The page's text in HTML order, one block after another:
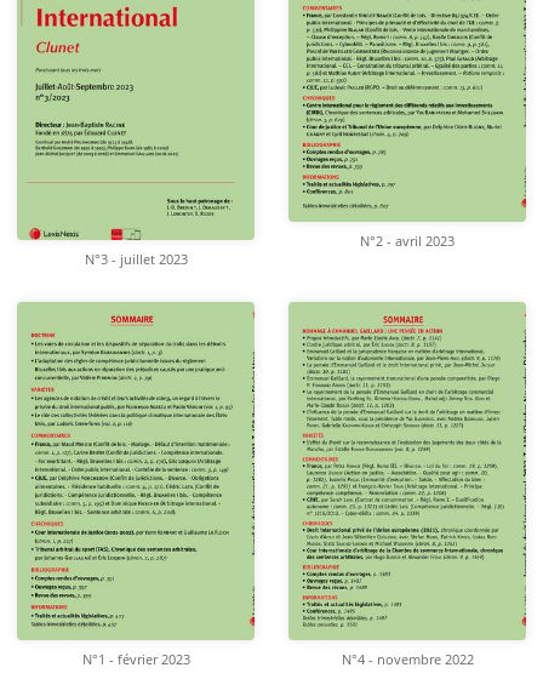
N°3 - juillet 2023
N°2 - avril 2023
N°1 - février 2023 N°4 - novembre 2022